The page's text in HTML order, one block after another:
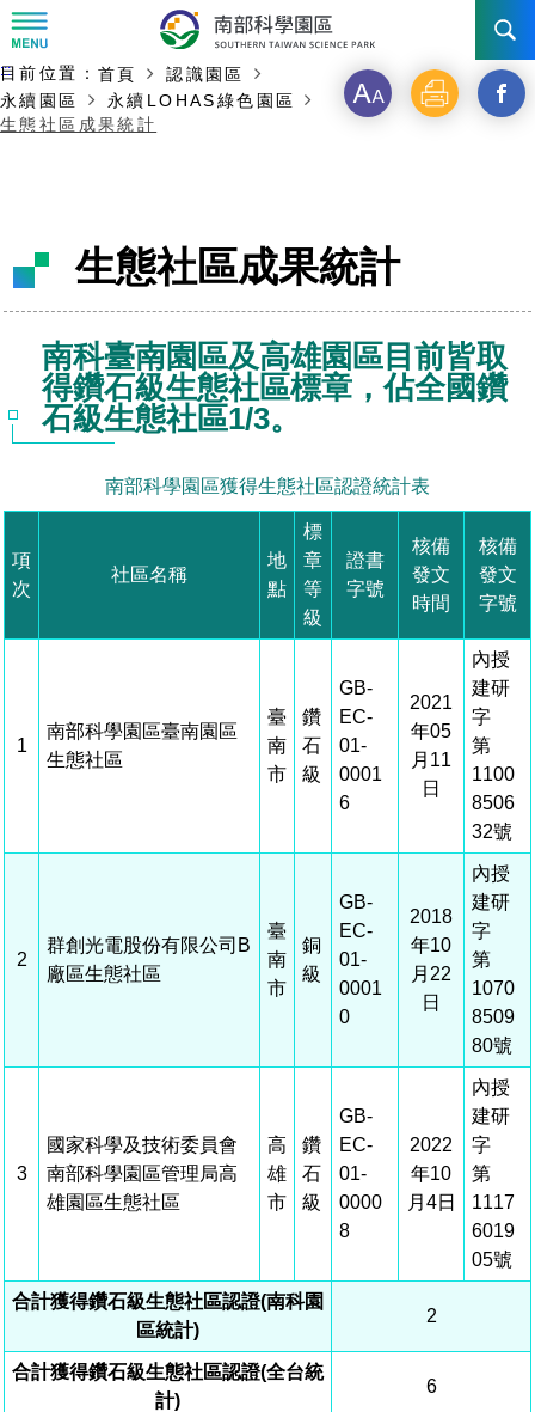
訊息公告
即時新聞澄清專區
招標資訊
園區電子看板專區
設立沿革
首長介紹
局長電子信箱
機關組織
組織法
組織架構
組織職掌
管理局位置
施政主軸
國家科學及技術委員會重大政策
工作職掌與聯絡管道
廉政反貪、防貪專區
公職人員及關係人補助交易身分關係公開專區
機關採購廉政平臺
獲獎記錄
檔案應用專區
檔案教育訓練及標竿學習
WebMail(新)
臺南園區
競爭優勢
水電供應
園區土地廠房宿舍出租資訊
高雄園區
簡介
土地規劃
水電供應
橋頭園區
競爭優勢
土地規劃
污水處理廠
交通資訊
機構及廠商名錄
研究機構
文化藝術
考古遺址
生活服務
人文景觀地圖
創新創業
永續LOHAS綠色園區
生態資產
「沙崙生態科學園區生態保育協作平台」公開資訊
網站
工商服務
廠商服務
申請流程及表單
申辦案件處理時限
投資業務
工商業務
工安管理
營建管理
園區事業管理費
土地及廠房租賃
宿舍租金費用
廢棄物清除處理費
園區課程及獎補助計畫
園區培訓課程
新興科技應用計畫
園區參訪申請
園區廠商採購資訊
主要內容開始
:::
目前位置： 首頁
認識園區
永續園區
永續LOHAS綠色園區
生態社區成果統計
字 列 另
_
生態社區成果統計
南科臺南園區及高雄園區目前皆取
得鑽石級生態社區標章，佔全國鑽
石級生態社區1/3。
南部科學園區獲得生態社區認證統計表
項
次
社區名稱
地
點
標
章
等
級
證書
字號
核備
發文
時間
核備
發文
字號
1
南部科學園區臺南園區
生態社區
臺
南
市
鑽
石
級
GB-
EC-
01-
0001
6
2021
年05
月11
日
內授
建研
字
第
1100
8506
32號
2
群創光電股份有限公司B
廠區生態社區
臺
南
市
銅
級
GB-
EC-
01-
0001
0
2018
年10
月22
日
內授
建研
字
第
1070
8509
80號
3
國家科學及技術委員會
南部科學園區管理局高
雄園區生態社區
高
雄
市
鑽
石
級
GB-
EC-
01-
0000
8
2022
年10
月4日
內授
建研
字
第
1117
6019
05號
合計獲得鑽石級生態社區認證(南科園
區統計)
2
合計獲得鑽石級生態社區認證(全台統
計)
6